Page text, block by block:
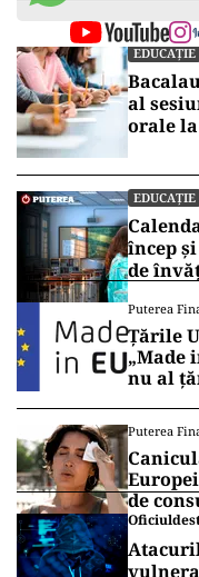
EDUCAȚIE
al
orale
EDUCAȚIE
încep
de
Puterea
Țările
„Made
nu al
Puterea
de